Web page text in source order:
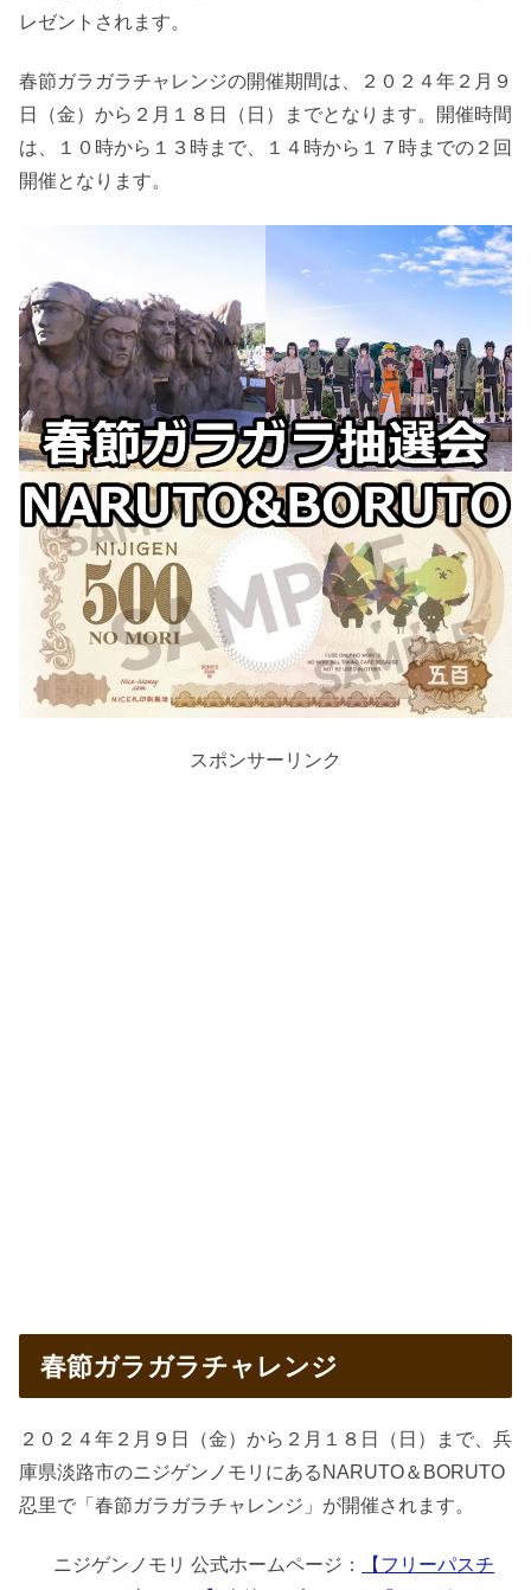
レゼントされます。
春節ガラガラチャレンジの開催期間は、２０２４年２月９
日（金）から２月１８日（日）までとなります。開催時間
は、１０時から１３時まで、１４時から１７時までの２回
開催となります。
スポンサーリンク
春節ガラガラチャレンジ
２０２４年２月９日（金）から２月１８日（日）まで、兵
庫県淡路市のニジゲンノモリにあるNARUTO＆BORUTO
忍里で「春節ガラガラチャレンジ」が開催されます。
ニジゲンノモリ 公式ホームページ：
【フリーパスチ